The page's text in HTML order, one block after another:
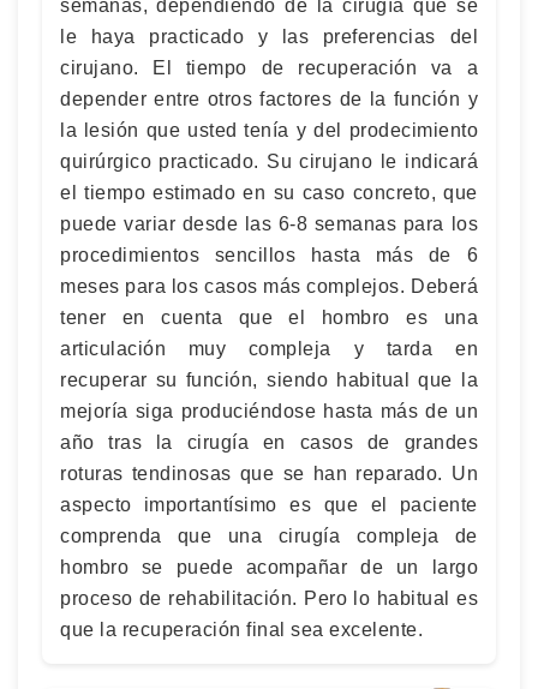
semanas, dependiendo de la cirugía que se
le haya practicado y las preferencias del
cirujano. El tiempo de recuperación va a
depender entre otros factores de la función y
la lesión que usted tenía y del prodecimiento
quirúrgico practicado. Su cirujano le indicará
el tiempo estimado en su caso concreto, que
puede variar desde las 6-8 semanas para los
procedimientos sencillos hasta más de 6
meses para los casos más complejos. Deberá
tener en cuenta que el hombro es una
articulación muy compleja y tarda en
recuperar su función, siendo habitual que la
mejoría siga produciéndose hasta más de un
año tras la cirugía en casos de grandes
roturas tendinosas que se han reparado. Un
aspecto importantísimo es que el paciente
comprenda que una cirugía compleja de
hombro se puede acompañar de un largo
proceso de rehabilitación. Pero lo habitual es
que la recuperación final sea excelente.